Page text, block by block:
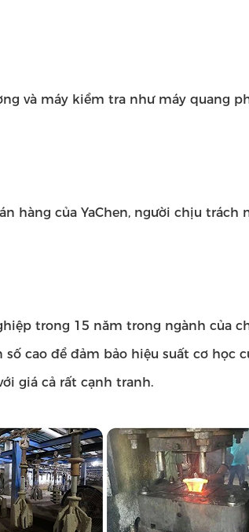
và máy kiểm tra như máy quang
hàng của YaChen, người chịu
trong 15 năm trong ngành của
cao để đảm bảo hiệu suất cơ học
giá cả rất cạnh tranh.